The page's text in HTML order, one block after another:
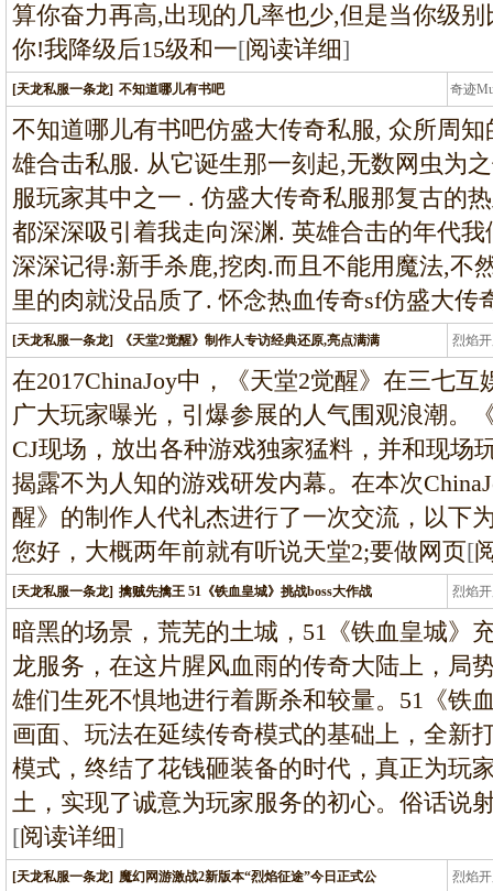
算你奋力再高,出现的几率也少,但是当你级
你!我降级后15级和一[阅读详细]
[天龙私服一条龙] 不知道哪儿有书吧 奇迹
条
不知道哪儿有书吧仿盛大传奇私服, 众所周
雄合击私服. 从它诞生那一刻起,无数网虫为
服玩家其中之一 . 仿盛大传奇私服那复古的
都深深吸引着我走向深渊. 英雄合击的年代
深深记得:新手杀鹿,挖肉.而且不能用魔法,不
里的肉就没品质了. 怀念热血传奇sf仿盛大传
[天龙私服一条龙] 《天堂2觉醒》制作人专访经典还原,亮点满满 烈焰
龙
在2017ChinaJoy中，《天堂2觉醒》在三七
广大玩家曝光，引爆参展的人气围观浪潮。
CJ现场，放出各种游戏独家猛料，并和现场
揭露不为人知的游戏研发内幕。在本次
醒》的制作人代礼杰进行了一次交流，以下
您好，大概两年前就有听说天堂2;要做网页[
[天龙私服一条龙] 擒贼先擒王 51《铁血皇城》挑战boss大作战 烈焰
龙
暗黑的场景，荒芜的土城，51《铁血皇城》
龙服务，在这片腥风血雨的传奇大陆上，局
雄们生死不惧地进行着厮杀和较量。51《铁
画面、玩法在延续传奇模式的基础上，全新
模式，终结了花钱砸装备的时代，真正为玩
土，实现了诚意为玩家服务的初心。俗话说
[阅读详细]
[天龙私服一条龙] 魔幻网游激战2新版本“烈焰征途”今日正式公 烈焰